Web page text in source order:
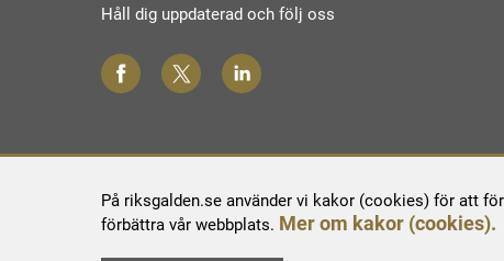
På riksgalden.se använder vi kakor (cookies) för att
förbättra vår webbplats. Mer om kakor (cookies).
Håll dig uppdaterad och följ oss